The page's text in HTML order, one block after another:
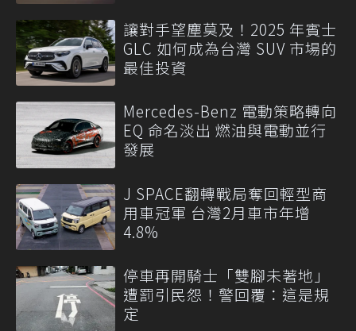
讓對手望塵莫及！2025 年賓士
GLC 如何成為台灣 SUV 市場的
最佳投資
Mercedes-Benz 電動策略轉向
EQ 命名淡出 燃油與電動並行
發展
J SPACE翻轉戰局奪回輕型商
用車冠軍 台灣2月車市年增
4.8%
停車再開騎士「雙腳未著地」
遭罰引民怨！警回覆：這是規
定